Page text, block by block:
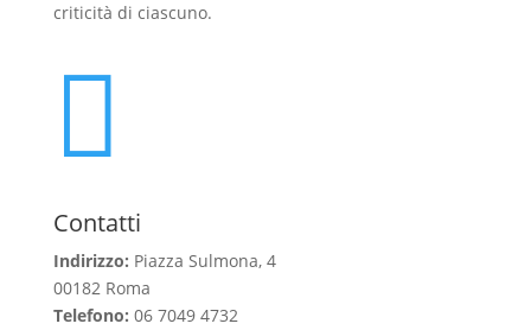
criticità di ciascuno.

Contatti
Indirizzo: Piazza Sulmona, 4
00182 Roma
Telefono: 06 7049 4732